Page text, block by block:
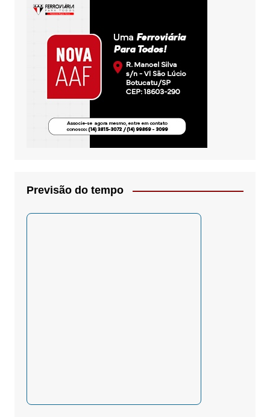
Previsão do tempo